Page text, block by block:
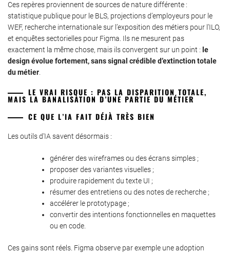
Ces repères proviennent de sources de nature différente :
statistique publique pour le BLS, projections d’employeurs pour le
WEF, recherche internationale sur l’exposition des métiers pour l’ILO,
et enquêtes sectorielles pour Figma. Ils ne mesurent pas
exactement la même chose, mais ils convergent sur un point : le
design évolue fortement, sans signal crédible d’extinction totale
du métier.
LE VRAI RISQUE : PAS LA DISPARITION TOTALE,
MAIS LA BANALISATION D’UNE PARTIE DU MÉTIER
CE QUE L’IA FAIT DÉJÀ TRÈS BIEN
Les outils d’IA savent désormais :
générer des wireframes ou des écrans simples ;
proposer des variantes visuelles ;
produire rapidement du texte UI ;
résumer des entretiens ou des notes de recherche ;
accélérer le prototypage ;
convertir des intentions fonctionnelles en maquettes
ou en code.
Ces gains sont réels. Figma observe par exemple une adoption